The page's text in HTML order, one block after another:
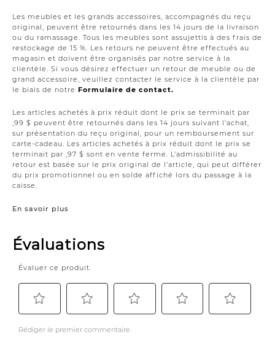
Les meubles et les grands accessoires, accompagnés du reçu
original, peuvent être retournés dans les 14 jours de la livraison
ou du ramassage. Tous les meubles sont assujettis à des frais de
restockage de 15 %. Les retours ne peuvent être effectués au
magasin et doivent être organisés par notre service à la
clientèle. Si vous désirez effectuer un retour de meuble ou de
grand accessoire, veuillez contacter le service à la clientèle par
le biais de notre Formulaire de contact.
Les articles achetés à prix réduit dont le prix se terminait par
,99 $ peuvent être retournés dans les 14 jours suivant l'achat,
sur présentation du reçu original, pour un remboursement sur
carte-cadeau. Les articles achetés à prix réduit dont le prix se
terminait par ,97 $ sont en vente ferme. L’admissibilité au
retour est basée sur le prix original de l’article, qui peut différer
du prix promotionnel ou en solde affiché lors du passage à la
caisse.
En savoir plus